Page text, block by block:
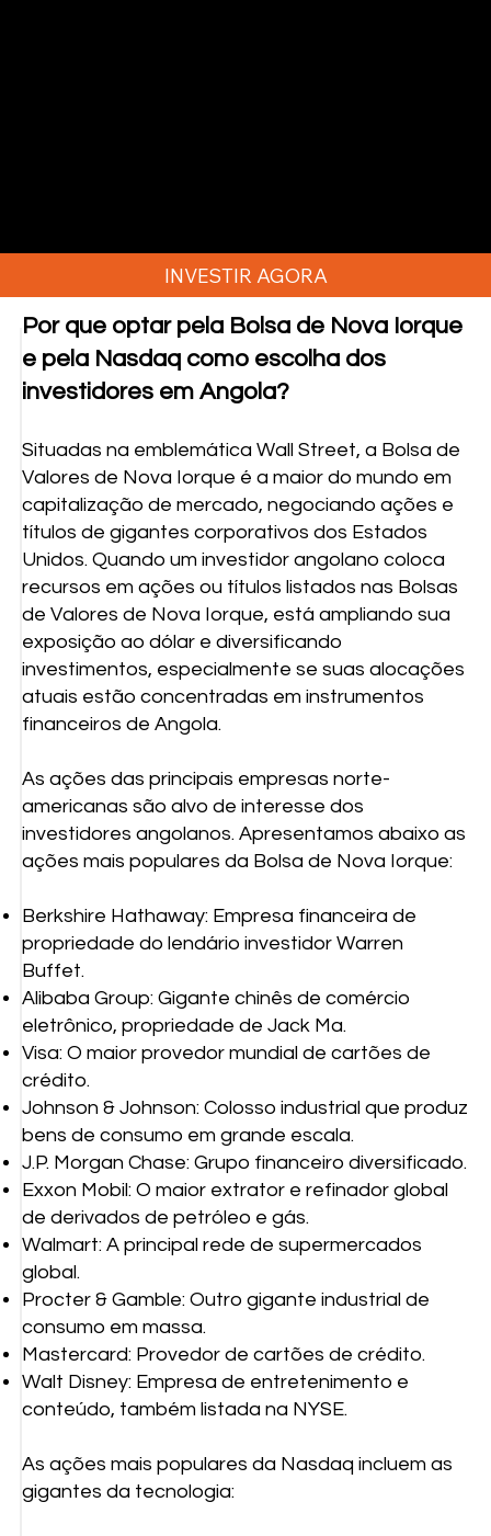
Por que optar pela Bolsa de Nova Iorque
e pela Nasdaq como escolha dos
investidores em Angola?
Situadas na emblemática Wall Street, a Bolsa de
Valores de Nova Iorque é a maior do mundo em
capitalização de mercado, negociando ações e
títulos de gigantes corporativos dos Estados
Unidos. Quando um investidor angolano coloca
recursos em ações ou títulos listados nas Bolsas
de Valores de Nova Iorque, está ampliando sua
exposição ao dólar e diversificando
investimentos, especialmente se suas alocações
atuais estão concentradas em instrumentos
financeiros de Angola.
As ações das principais empresas norte-
americanas são alvo de interesse dos
investidores angolanos. Apresentamos abaixo as
ações mais populares da Bolsa de Nova Iorque:
Berkshire Hathaway: Empresa financeira de
propriedade do lendário investidor Warren
Buffet.
Alibaba Group: Gigante chinês de comércio
eletrônico, propriedade de Jack Ma.
Visa: O maior provedor mundial de cartões de
crédito.
Johnson & Johnson: Colosso industrial que produz
bens de consumo em grande escala.
J.P. Morgan Chase: Grupo financeiro diversificado.
Exxon Mobil: O maior extrator e refinador global
de derivados de petróleo e gás.
Walmart: A principal rede de supermercados
global.
Procter & Gamble: Outro gigante industrial de
consumo em massa.
Mastercard: Provedor de cartões de crédito.
Walt Disney: Empresa de entretenimento e
conteúdo, também listada na NYSE.
As ações mais populares da Nasdaq incluem as
gigantes da tecnologia:
INVESTIR AGORA